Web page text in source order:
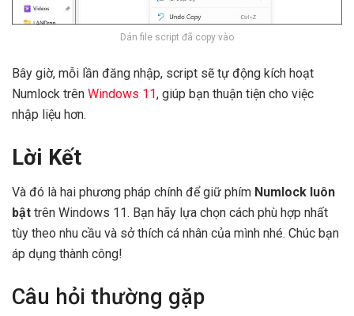
Dán file script đã copy vào
Bây giờ, mỗi lần đăng nhập, script sẽ tự động kích hoạt
Numlock trên Windows 11, giúp bạn thuận tiện cho việc
nhập liệu hơn.
Lời Kết
Và đó là hai phương pháp chính để giữ phím Numlock luôn
bật trên Windows 11. Bạn hãy lựa chọn cách phù hợp nhất
tùy theo nhu cầu và sở thích cá nhân của mình nhé. Chúc bạn
áp dụng thành công!
Câu hỏi thường gặp